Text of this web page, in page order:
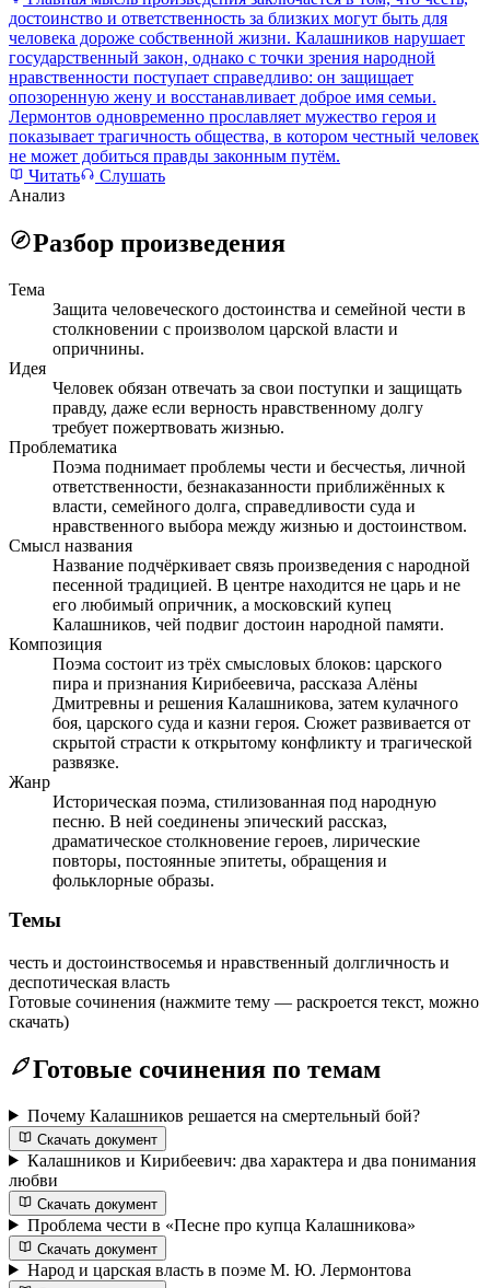
достоинство и ответственность за близких могут быть для
человека дороже собственной жизни. Калашников нарушает
государственный закон, однако с точки зрения народной
нравственности поступает справедливо: он защищает
опозоренную жену и восстанавливает доброе имя семьи.
Лермонтов одновременно прославляет мужество героя и
показывает трагичность общества, в котором честный человек
не может добиться правды законным путём.
Читать
Слушать
Анализ
Разбор произведения
Тема
Защита человеческого достоинства и семейной чести в
столкновении с произволом царской власти и
опричнины.
Идея
Человек обязан отвечать за свои поступки и защищать
правду, даже если верность нравственному долгу
требует пожертвовать жизнью.
Проблематика
Поэма поднимает проблемы чести и бесчестья, личной
ответственности, безнаказанности приближённых к
власти, семейного долга, справедливости суда и
нравственного выбора между жизнью и достоинством.
Смысл названия
Название подчёркивает связь произведения с народной
песенной традицией. В центре находится не царь и не
его любимый опричник, а московский купец
Калашников, чей подвиг достоин народной памяти.
Композиция
Поэма состоит из трёх смысловых блоков: царского
пира и признания Кирибеевича, рассказа Алёны
Дмитревны и решения Калашникова, затем кулачного
боя, царского суда и казни героя. Сюжет развивается от
скрытой страсти к открытому конфликту и трагической
развязке.
Жанр
Историческая поэма, стилизованная под народную
песню. В ней соединены эпический рассказ,
драматическое столкновение героев, лирические
повторы, постоянные эпитеты, обращения и
фольклорные образы.
Темы
честь и достоинствосемья и нравственный долгличность и
деспотическая власть
Готовые сочинения (нажмите тему — раскроется текст, можно
скачать)
Готовые сочинения по темам
Почему Калашников решается на смертельный бой?
Скачать документ
Калашников и Кирибеевич: два характера и два понимания
любви
Скачать документ
Проблема чести в «Песне про купца Калашникова»
Скачать документ
Народ и царская власть в поэме М. Ю. Лермонтова